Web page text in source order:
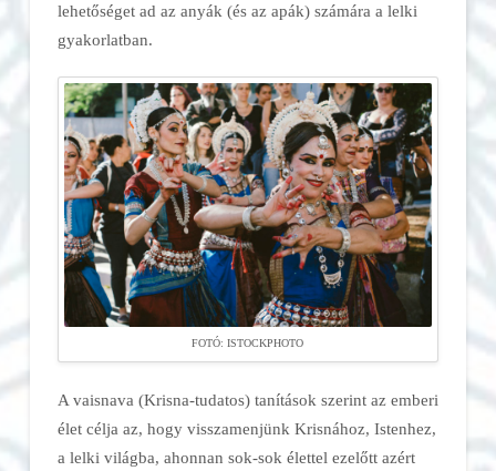
lehetőséget ad az anyák (és az apák) számára a lelki
gyakorlatban.
FOTÓ: ISTOCKPHOTO
A vaisnava (Krisna-tudatos) tanítások szerint az emberi
élet célja az, hogy visszamenjünk Krisnához, Istenhez,
a lelki világba, ahonnan sok-sok élettel ezelőtt azért